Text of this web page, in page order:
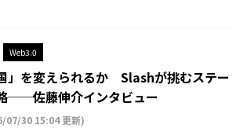
Web3.0
」を変えられるか Slashが挑むステー
──佐藤伸介インタビュー
07/30 15:04 更新)